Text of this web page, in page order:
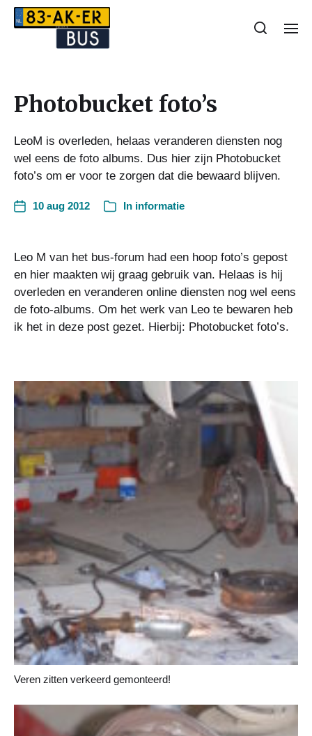
Photobucket foto’s
LeoM is overleden, helaas veranderen diensten nog
wel eens de foto albums. Dus hier zijn Photobucket
foto’s om er voor te zorgen dat die bewaard blijven.
10 aug 2012 In informatie
Leo M van het bus-forum had een hoop foto’s gepost
en hier maakten wij graag gebruik van. Helaas is hij
overleden en veranderen online diensten nog wel eens
de foto-albums. Om het werk van Leo te bewaren heb
ik het in deze post gezet. Hierbij: Photobucket foto’s.
Veren zitten verkeerd gemonteerd!